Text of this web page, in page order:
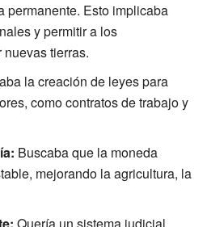
permanente. Esto implicaba
y permitir a los
tierras.
la creación de leyes para
como contratos de trabajo y
Buscaba que la moneda
mejorando la agricultura, la